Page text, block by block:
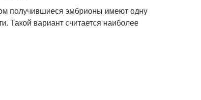
получившиеся эмбрионы имеют одну
Такой вариант считается наиболее